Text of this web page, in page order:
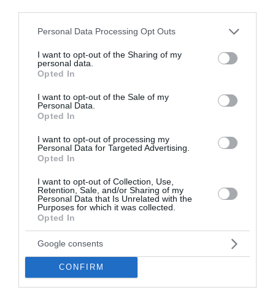
Please note that this website/app uses one or more Google
not limited to your visit or usage behaviour. You may click to
grant or deny consent to Google and its third-party tags to
use your data for below specified purposes in below Google
consent section.
Personal Data Processing Opt Outs
I want to opt-out of the Sharing of my
personal data.
Opted In
I want to opt-out of the Sale of my
Personal Data.
Opted In
I want to opt-out of processing my
Personal Data for Targeted Advertising.
Opted In
I want to opt-out of Collection, Use,
Retention, Sale, and/or Sharing of my
Personal Data that Is Unrelated with the
Purposes for which it was collected.
Opted In
Google consents
CONFIRM
οφείλεται σε αμέλεια»
Πυρομαχικά εντοπίστηκαν στη θάλασσα στην Κάρπαθο –
Απαγορεύτηκε η πρόσβαση στην περιοχή
ΟΛΕΣ ΟΙ ΕΙΔΗΣΕΙΣ →
διαβάστε ακόμη